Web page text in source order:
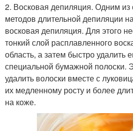
2. Восковая депиляция. Одним
методов длительной депиляции
восковая депиляция. Для этого
тонкий слой расплавленного
область, а затем быстро удалить
специальной бумажной полоски.
удалить волоски вместе с
их медленному росту и более
на коже.